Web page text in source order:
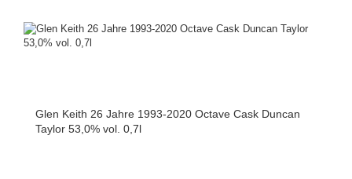
Glen Keith 26 Jahre 1993-2020 Octave Cask Duncan
Taylor 53,0% vol. 0,7l